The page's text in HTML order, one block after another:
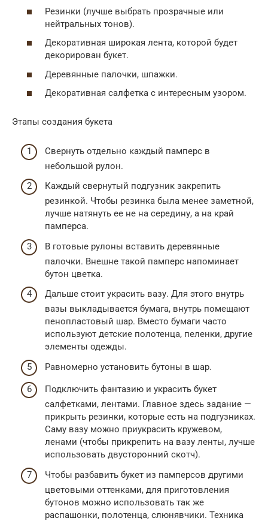
Резинки (лучше выбрать прозрачные или
нейтральных тонов).
Декоративная широкая лента, которой будет
декорирован букет.
Деревянные палочки, шпажки.
Декоративная салфетка с интересным узором.
Этапы создания букета
Свернуть отдельно каждый памперс в
небольшой рулон.
Каждый свернутый подгузник закрепить
резинкой. Чтобы резинка была менее заметной,
лучше натянуть ее не на середину, а на край
памперса.
В готовые рулоны вставить деревянные
палочки. Внешне такой памперс напоминает
бутон цветка.
Дальше стоит украсить вазу. Для этого внутрь
вазы выкладывается бумага, внутрь помещают
пенопластовый шар. Вместо бумаги часто
используют детские полотенца, пеленки, другие
элементы одежды.
Равномерно установить бутоны в шар.
Подключить фантазию и украсить букет
салфетками, лентами. Главное здесь задание —
прикрыть резинки, которые есть на подгузниках.
Саму вазу можно приукрасить кружевом,
ленами (чтобы прикрепить на вазу ленты, лучше
использовать двусторонний скотч).
Чтобы разбавить букет из памперсов другими
цветовыми оттенками, для приготовления
бутонов можно использовать так же
распашонки, полотенца, слюнявчики. Техника